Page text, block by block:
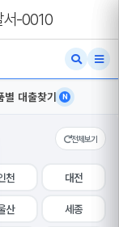
서-0010
별 대출찾기 N
전체보기
천 대전
산 세종